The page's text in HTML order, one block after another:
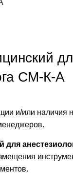
СМ-К-А
и/или наличия
для